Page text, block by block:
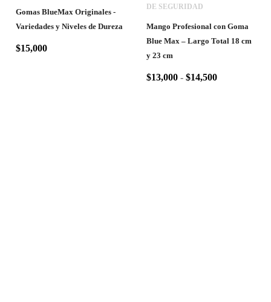
Gomas BlueMax Originales -
Variedades y Niveles de Dureza
$15,000
DE SEGURIDAD
Mango Profesional con Goma
Blue Max – Largo Total 18 cm
y 23 cm
$13,000 - $14,500